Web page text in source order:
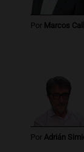
Por Marcos
Por Adrián